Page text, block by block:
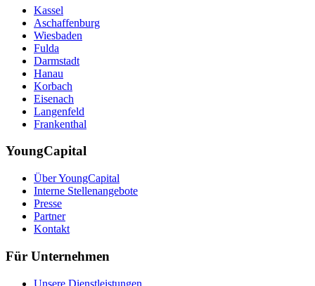
Kassel
Aschaffenburg
Wiesbaden
Fulda
Darmstadt
Hanau
Korbach
Eisenach
Langenfeld
Frankenthal
YoungCapital
Über YoungCapital
Interne Stellenangebote
Presse
Partner
Kontakt
Für Unternehmen
Unsere Dienstleistungen